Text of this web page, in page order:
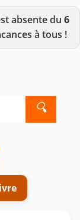
absente du 6
à tous !
🔍